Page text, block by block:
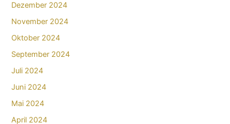
Dezember 2024
November 2024
Oktober 2024
September 2024
Juli 2024
Juni 2024
Mai 2024
April 2024